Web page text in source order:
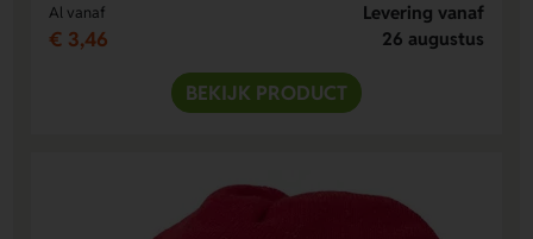
Al vanaf
€ 3,46
Levering vanaf
26 augustus
BEKIJK PRODUCT